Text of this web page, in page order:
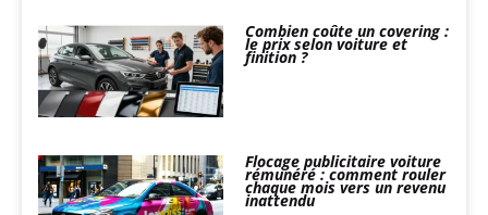
Combien coûte un covering :
le prix selon voiture et
finition ?
Flocage publicitaire voiture
rémunéré : comment rouler
chaque mois vers un revenu
inattendu